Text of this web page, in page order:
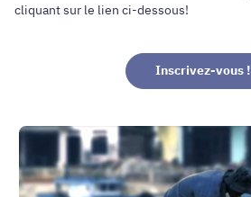
cliquant sur le lien ci-dessous!
Inscrivez-vous !